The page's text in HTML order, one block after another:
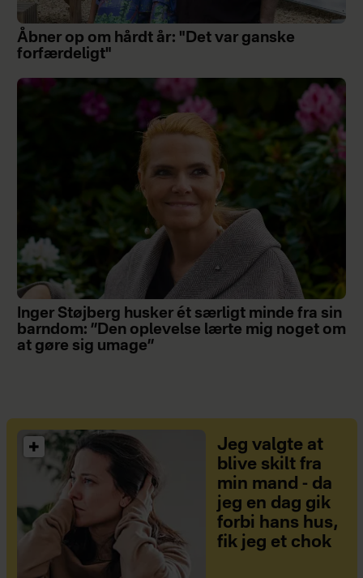
Åbner op om hårdt år: "Det var ganske
forfærdeligt"
Inger Støjberg husker ét særligt minde fra sin
barndom: ”Den oplevelse lærte mig noget om
at gøre sig umage”
Jeg valgte at
blive skilt fra
min mand - da
jeg en dag gik
forbi hans hus,
fik jeg et chok